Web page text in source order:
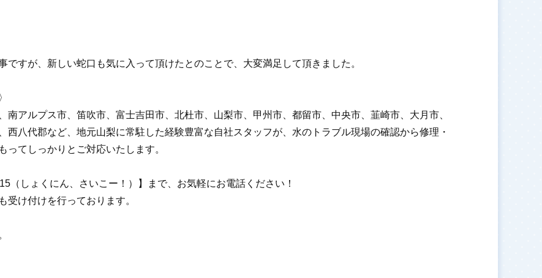
ですが、新しい蛇口も気に入って頂けたとのことで、大変満足して頂きました。
南アルプス市、笛吹市、富士吉田市、北杜市、山梨市、甲州市、都留市、中央市、韮崎市、大月市、
西八代郡など、地元山梨に常駐した経験豊富な自社スタッフが、水のトラブル現場の確認から修理・
てしっかりとご対応いたします。
（しょくにん、さいこー！）】まで、お気軽にお電話ください！
受け付けを行っております。